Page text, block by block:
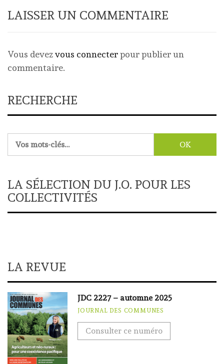
LAISSER UN COMMENTAIRE
Vous devezvous connecterpour publier un
commentaire.
RECHERCHE
LA SÉLECTION DU J.O. POUR LES
COLLECTIVITÉS
LA REVUE
JDC 2227 – automne 2025
JOURNAL DES COMMUNES
Consulter ce numéro